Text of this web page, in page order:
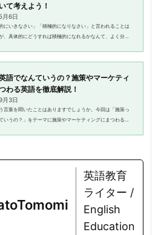
て考えよう！
月6日
にいきなさい」「積極的になりなさい」と言われることは
、具体的にどうすれば積極的になれるかなんて、よく分か
語でなんていうの？施策やマーケティ
わる英語を徹底解説！
月3日
言葉を聞いたことはありますでしょうか。今回は「施策っ
いうの？」をテーマに施策やマーケティングにまつわる英
英語教育
ライター /
English
Education